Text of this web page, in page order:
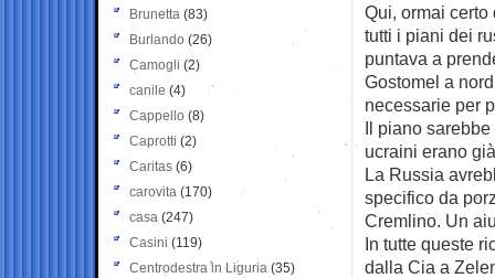
Qui, ormai certo
tutti i piani dei
puntava a
Gostomel a
necessarie per
Il piano
ucraini erano
La Russia
specifico da
Cremlino. Un
In tutte queste
dalla Cia a
Brunetta (83)
Burlando (26)
Camogli (2)
canile (4)
Cappello (8)
Caprotti (2)
Caritas (6)
carovita (170)
casa (247)
Casini (119)
Centrodestra in Liguria (35)